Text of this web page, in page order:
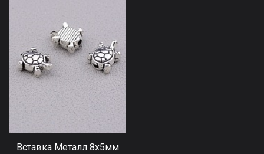
Вставка Металл 8x5мм